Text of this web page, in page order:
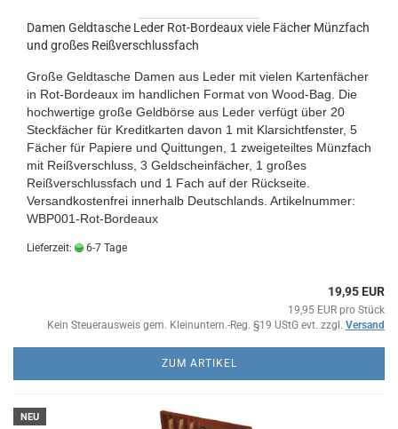
Damen Geldtasche Leder Rot-Bordeaux viele Fächer Münzfach
und großes Reißverschlussfach
Große Geldtasche Damen aus Leder mit vielen Kartenfächer
in Rot-Bordeaux im handlichen Format von Wood-Bag. Die
hochwertige große Geldbörse aus Leder verfügt über 20
Steckfächer für Kreditkarten davon 1 mit Klarsichtfenster, 5
Fächer für Papiere und Quittungen, 1 zweigeteiltes Münzfach
mit Reißverschluss, 3 Geldscheinfächer, 1 großes
Reißverschlussfach und 1 Fach auf der Rückseite.
Versandkostenfrei innerhalb Deutschlands. Artikelnummer:
WBP001-Rot-Bordeaux
Lieferzeit: 6-7 Tage
19,95 EUR
19,95 EUR pro Stück
Kein Steuerausweis gem. Kleinuntern.-Reg. §19 UStG evt. zzgl. Versand
ZUM ARTIKEL
NEU